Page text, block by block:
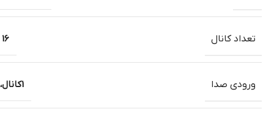
تعداد کانال 16 کانال
ورودی صدا 1کانال، RCA